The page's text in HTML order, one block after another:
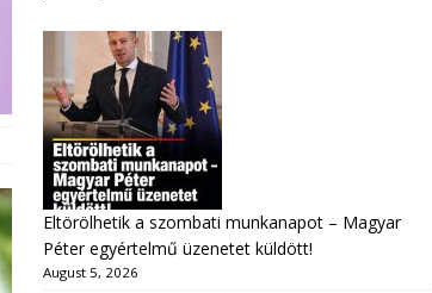
Eltörölhetik a szombati munkanapot – Magyar
Péter egyértelmű üzenetet küldött!
August 5, 2026